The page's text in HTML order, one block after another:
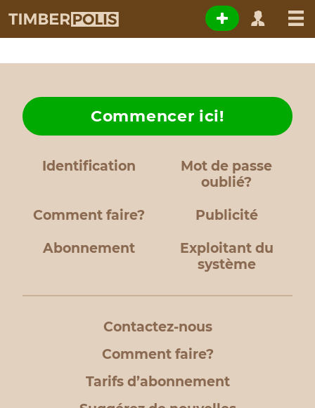
Identification
Mot de passe
oublié?
Comment faire?
Commencer ici!
Publicité
Abonnement
Exploitant du
système
Contactez-nous
Comment faire?
Tarifs d’abonnement